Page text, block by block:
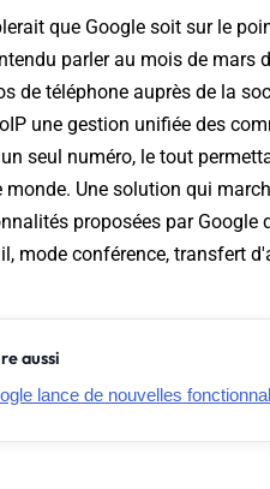
que Google soit sur le
parler au mois de mars
de téléphone auprès de la
une gestion unifiée des
seul numéro, le tout
monde. Une solution qui
proposées par Google
mode conférence, transfert
aussi
lance de nouvelles